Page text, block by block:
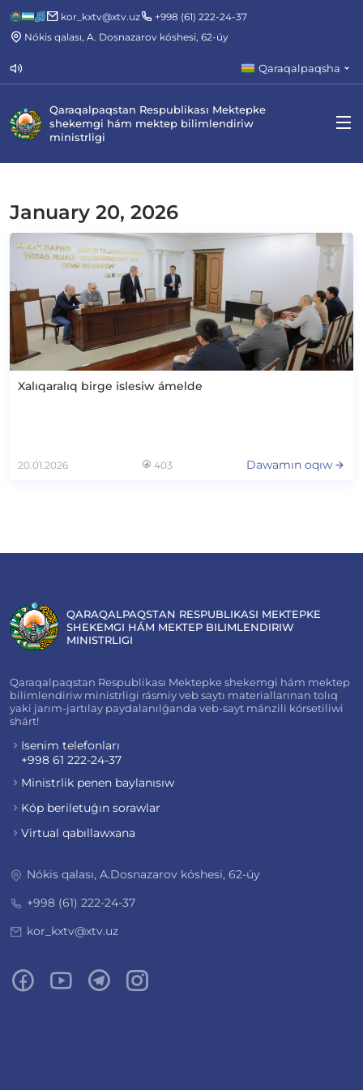
kor_kxtv@xtv.uz
+998 (61) 222-24-37
Nókis qalası, A. Dosnazarov kóshesi, 62-úy
Qaraqalpaqsha
Qaraqalpaqstan Respublikası Mektepke
shekemgi hám mektep bilimlendiriw
ministrligi
January 20, 2026
Xalıqaralıq birge islesiw ámelde
20.01.2026 403 Dawamın oqıw
QARAQALPAQSTAN RESPUBLIKASI MEKTEPKE
SHEKEMGI HÁM MEKTEP BILIMLENDIRIW
MINISTRLIGI
Qaraqalpaqstan Respublikası Mektepke shekemgi hám mektep
bilimlendiriw ministrligi rásmiy veb saytı materiallarınan tolıq
yaki jarım-jartılay paydalanılǵanda veb-sayt mánzili kórsetiliwi
shárt!
Isenim telefonları
+998 61 222-24-37
Ministrlik penen baylanısıw
Kóp beriletuǵın sorawlar
Virtual qabıllawxana
Nókis qalası, A.Dosnazarov kóshesi, 62-úy
+998 (61) 222-24-37
kor_kxtv@xtv.uz